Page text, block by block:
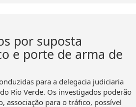
por suposta
e porte de arma de
para a delegacia judiciaria
Rio Verde. Os investigados poderão
associação para o tráfico, possível